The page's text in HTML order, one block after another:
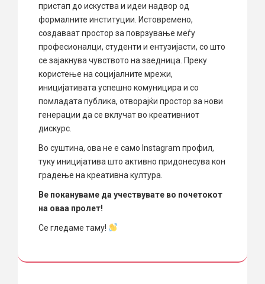
пристап до искуства и идеи надвор од
формалните институции. Истовремено,
создаваат простор за поврзување меѓу
професионалци, студенти и ентузијасти, со што
се зајакнува чувството на заедница. Преку
користење на социјалните мрежи,
иницијативата успешно комуницира и со
помладата публика, отворајќи простор за нови
генерации да се вклучат во креативниот
дискурс.
Во суштина, ова не е само Instagram профил,
туку иницијатива што активно придонесува кон
градење на креативна култура.
Ве покануваме да учествувате во почетокот
на оваа пролет!
Се гледаме таму!